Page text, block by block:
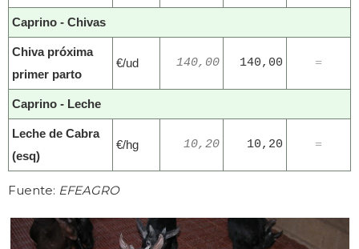
Caprino - Chivas
Chiva próxima
primer parto
€/ud 140,00 140,00 =
Caprino - Leche
Leche de Cabra
(esq)
€/hg 10,20 10,20 =
Fuente: EFEAGRO